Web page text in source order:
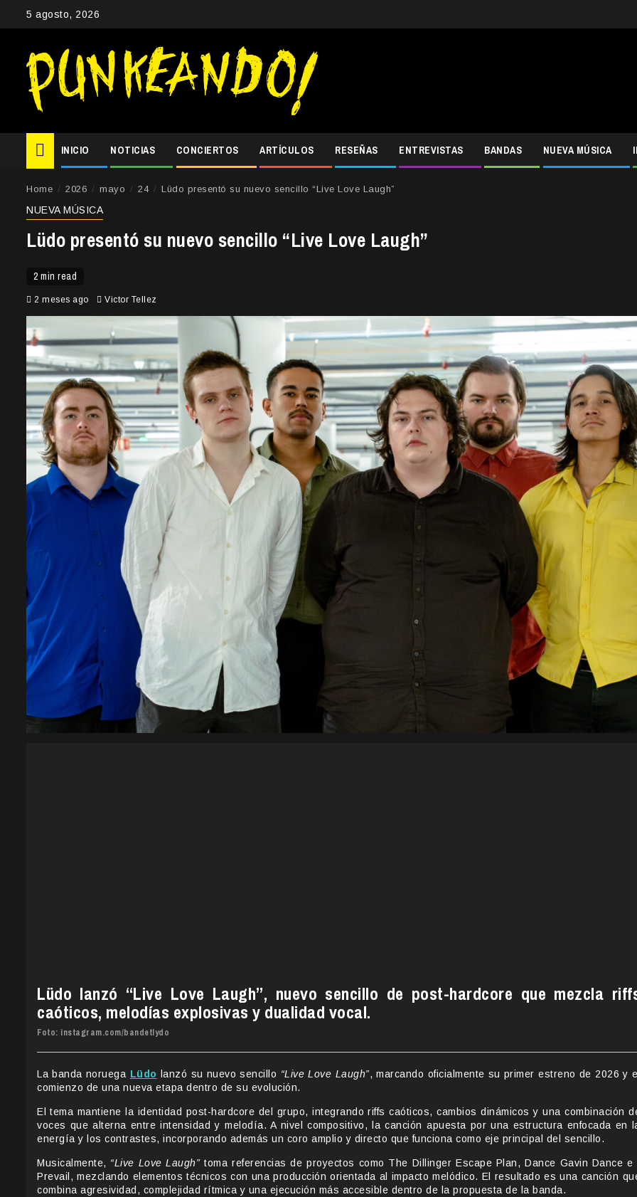
5 agosto, 2026
INICIO NOTICIAS CONCIERTOS ARTÍCULOS RESEÑAS ENTREVISTAS BANDAS NUEVA MÚSICA
Home 2026 mayo 24 Lüdo presentó su nuevo sencillo “Live Love Laugh”
NUEVA MÚSICA
Lüdo presentó su nuevo sencillo “Live Love Laugh”
2 min read
2 meses ago Victor Tellez
Lüdo lanzó “Live Love Laugh”, nuevo sencillo de post-hardcore que mezcla
caóticos, melodías explosivas y dualidad vocal.
Foto: instagram.com/bandetlydo
La banda noruega Lüdo lanzó su nuevo sencillo “Live Love Laugh”, marcando oficialmente su primer estreno de 2026 y el
comienzo de una nueva etapa dentro de su evolución.
El tema mantiene la identidad post-hardcore del grupo, integrando riffs caóticos, cambios dinámicos y una combinación
voces que alterna entre intensidad y melodía. A nivel compositivo, la canción apuesta por una estructura enfocada en
energía y los contrastes, incorporando además un coro amplio y directo que funciona como eje principal del sencillo.
Musicalmente, “Live Love Laugh” toma referencias de proyectos como The Dillinger Escape Plan, Dance Gavin Dance e
Prevail, mezclando elementos técnicos con una producción orientada al impacto melódico. El resultado es una canción
combina agresividad, complejidad rítmica y una ejecución más accesible dentro de la propuesta de la banda.